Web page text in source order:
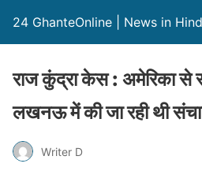
24 GhanteOnline | News in
राज कुंद्रा केस : अमेरिका से
लखनऊ में की जा रही थी
Writer D